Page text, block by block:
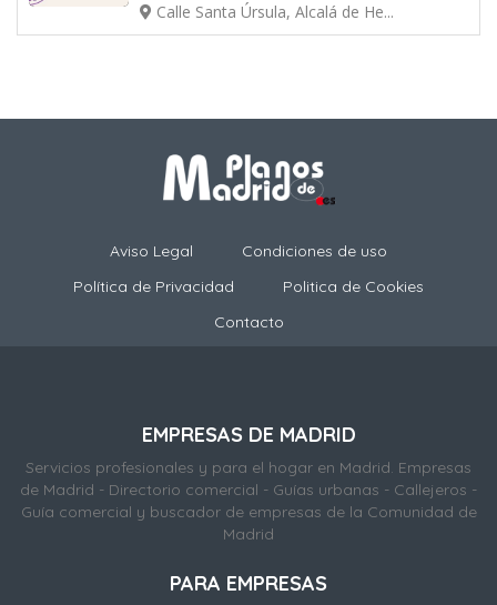
Calle Santa Úrsula, Alcalá de He...
Aviso Legal
Condiciones de uso
Política de Privacidad
Politica de Cookies
Contacto
EMPRESAS DE MADRID
Servicios profesionales y para el hogar en Madrid. Empresas
de Madrid - Directorio comercial - Guías urbanas - Callejeros -
Guía comercial y buscador de empresas de la Comunidad de
Madrid
PARA EMPRESAS